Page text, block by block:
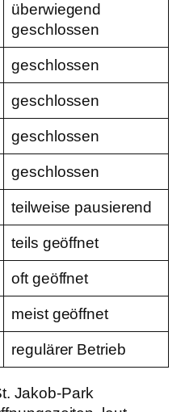
überwiegend
geschlossen
geschlossen
geschlossen
geschlossen
geschlossen
teilweise pausierend
teils geöffnet
oft geöffnet
meist geöffnet
regulärer Betrieb
Jakob-Park